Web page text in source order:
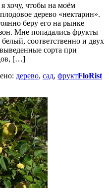
хочу, чтобы на моём
дерево «нектарин».
беру его на рынке
Мне попадались фрукты
соответственно и двух
сорта при
[…]
дерево, сад, фруктFloRist